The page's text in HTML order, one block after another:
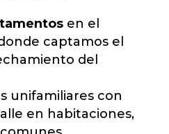
en el
captamos el
del
unifamiliares con
en habitaciones,